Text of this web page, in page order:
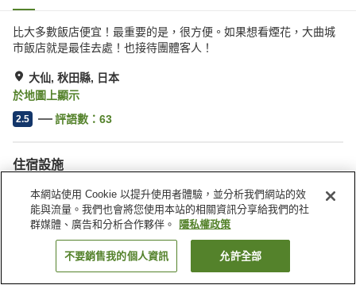
比大多數飯店便宜！最重要的是，很方便。如果想看煙花，大曲城
市飯店就是最佳去處！也接待團體客人！
大仙, 秋田縣, 日本
於地圖上顯示
2.5 評語數： 63
住宿設施
停車場
餐廳
自動販賣機
找客房
本網站使用 Cookie 以提升使用者體驗，並分析我們網站的效
能與流量。我們也會將您使用本站的相關資訊分享給我們的社
群媒體、廣告和分析合作夥伴。
隱私權政策
不要銷售我的個人資訊 允許全部